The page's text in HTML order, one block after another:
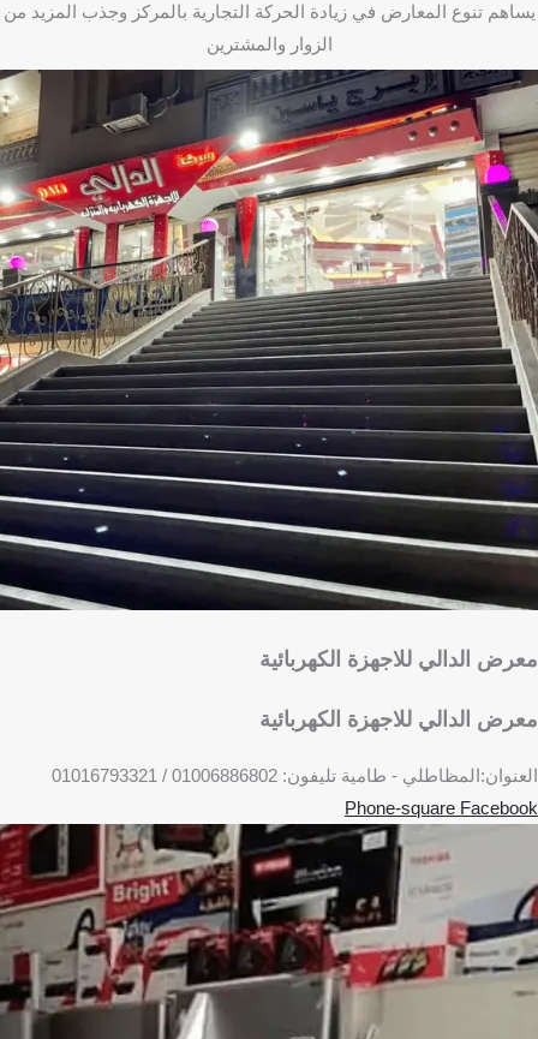
يساهم تنوع المعارض في زيادة الحركة التجارية بالمركز وجذب المزيد من
الزوار والمشترين
معرض الدالي للاجهزة الكهربائية
معرض الدالي للاجهزة الكهربائية
العنوان:المظاطلي - طامية تليفون: 01006886802 / 01016793321
Phone-square Facebook